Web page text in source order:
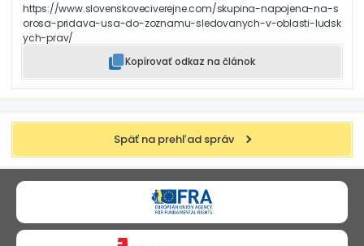
https://www.slovenskoveciverejne.com/skupina-napojena-na-s
orosa-pridava-usa-do-zoznamu-sledovanych-v-oblasti-ludsk
ych-prav/
Kopírovať odkaz na článok
Späť na prehľad správ